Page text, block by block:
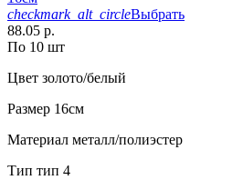
checkmark_alt_circleВыбрать
88.05 р.
По 10 шт
Цвет золото/белый
Размер 16см
Материал металл/полиэстер
Тип тип 4